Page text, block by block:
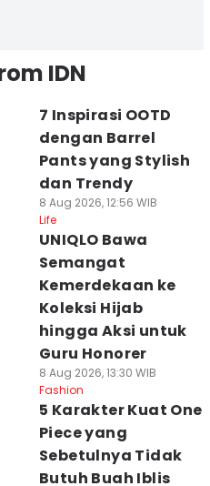
IDN
7 Inspirasi OOTD
dengan Barrel
Pants yang Stylish
dan Trendy
8 Aug 2026, 12:56 WIB
Life
UNIQLO Bawa
Semangat
Kemerdekaan ke
Koleksi Hijab
hingga Aksi untuk
Guru Honorer
8 Aug 2026, 13:30 WIB
Fashion
5 Karakter Kuat One
Piece yang
Sebetulnya Tidak
Butuh Buah Iblis